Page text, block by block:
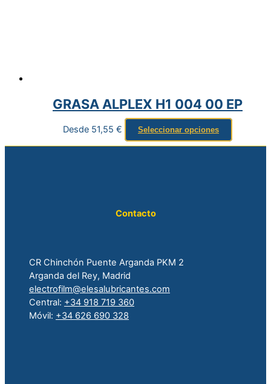
GRASA ALPLEX H1 004 00 EP
Desde 51,55 € Seleccionar opciones
Contacto
CR Chinchón Puente Arganda PKM 2
Arganda del Rey, Madrid
electrofilm@elesalubricantes.com
Central: +34 918 719 360
Móvil: +34 626 690 328